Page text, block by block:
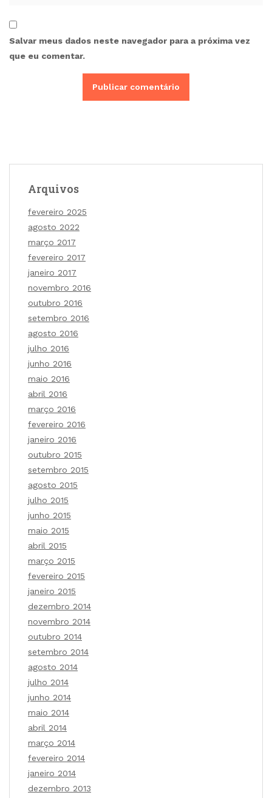
Salvar meus dados neste navegador para a próxima vez
que eu comentar.
Arquivos
fevereiro 2025
agosto 2022
março 2017
fevereiro 2017
janeiro 2017
novembro 2016
outubro 2016
setembro 2016
agosto 2016
julho 2016
junho 2016
maio 2016
abril 2016
março 2016
fevereiro 2016
janeiro 2016
outubro 2015
setembro 2015
agosto 2015
julho 2015
junho 2015
maio 2015
abril 2015
março 2015
fevereiro 2015
janeiro 2015
dezembro 2014
novembro 2014
outubro 2014
setembro 2014
agosto 2014
julho 2014
junho 2014
maio 2014
abril 2014
março 2014
fevereiro 2014
janeiro 2014
dezembro 2013